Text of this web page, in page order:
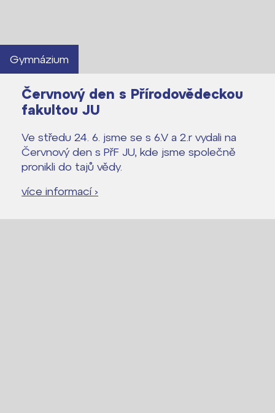
Gymnázium
Červnový den s Přírodovědeckou
fakultou JU
Ve středu 24. 6. jsme se s 6.V a 2.r vydali na
Červnový den s PřF JU, kde jsme společně
pronikli do tajů vědy.
více informací ›
Lidé často hledají